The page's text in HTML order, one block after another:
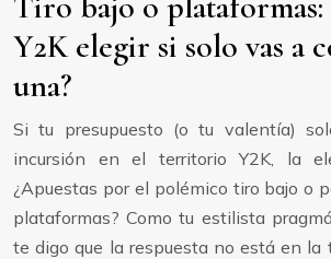
Y2K elegir si solo vas a
una?
Si tu presupuesto (o tu valentía)
incursión en el territorio Y2K, la
¿Apuestas por el polémico tiro bajo o
plataformas? Como tu estilista
te digo que la respuesta no está en la